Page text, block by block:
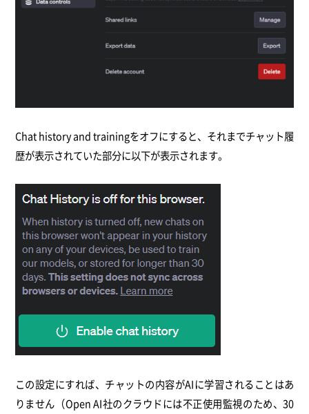
Chat history and trainingをオフにすると、それまでチャット履
歴が表示されていた部分に以下が表示されます。
この設定にすれば、 チャットの内容がAIに学習されることはあ
りません（Open AI社のクラウドには不正使用監視のため、30